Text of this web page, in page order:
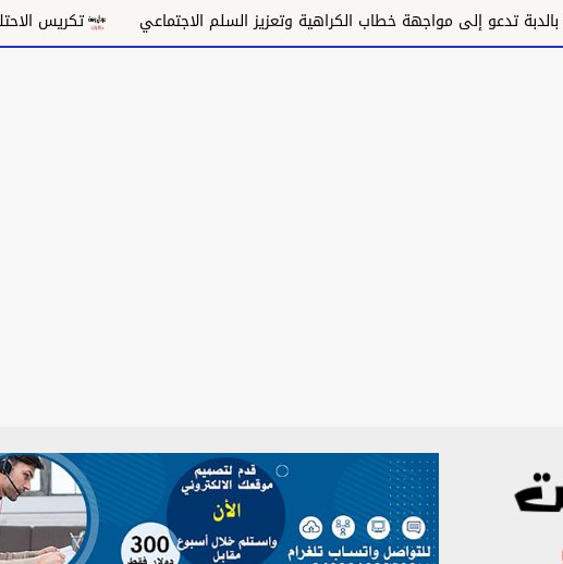
خطاب الكراهية وتعزيز السلم الاجتماعي تكريس الاحتلال وتقويض